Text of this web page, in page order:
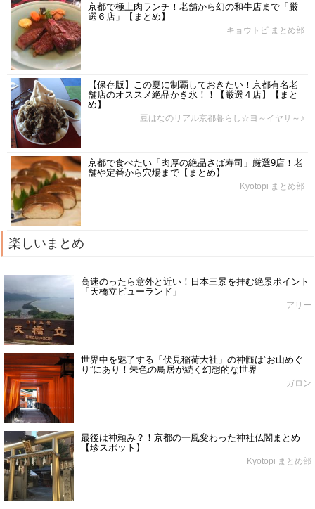
京都で極上肉ランチ！老舗から幻の和牛店まで「厳
選６店」【まとめ】
キョウトピ まとめ部
【保存版】この夏に制覇しておきたい！京都有名老
舗店のオススメ絶品かき氷！！【厳選４店】【まと
め】
豆はなのリアル京都暮らし☆ヨ～イヤサ～♪
京都で食べたい「肉厚の絶品さば寿司」厳選9店！老
舗や定番から穴場まで【まとめ】
Kyotopi まとめ部
楽しいまとめ
高速のったら意外と近い！日本三景を拝む絶景ポイント
「天橋立ビューランド」
アリー
世界中を魅了する「伏見稲荷大社」の神髄は”お山めぐ
り”にあり！朱色の鳥居が続く幻想的な世界
ガロン
最後は神頼み？！京都の一風変わった神社仏閣まとめ
【珍スポット】
Kyotopi まとめ部